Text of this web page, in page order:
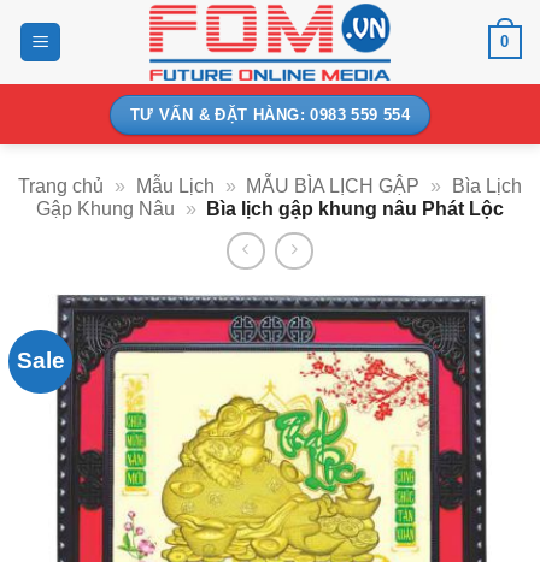
0
TƯ VẤN & ĐẶT HÀNG: 0983 559 554
Trang chủ » Mẫu Lịch » MẪU BÌA LỊCH GẬP »
Bìa Lịch
Gập Khung Nâu
» Bìa lịch gập khung nâu Phát Lộc
Sale